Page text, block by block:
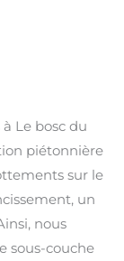
Le bosc du
piétonnière
sur le
un
nous
sous-couche